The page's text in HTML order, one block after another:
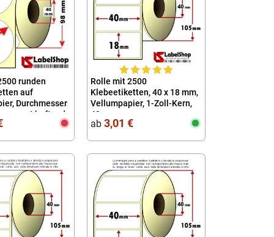
runden
auf
Durchmesser
haftend
Rolle mit 2500
Klebeetiketten, 40 x 18 mm,
Vellumpapier, 1-Zoll-Kern,
40
ab3,01 €